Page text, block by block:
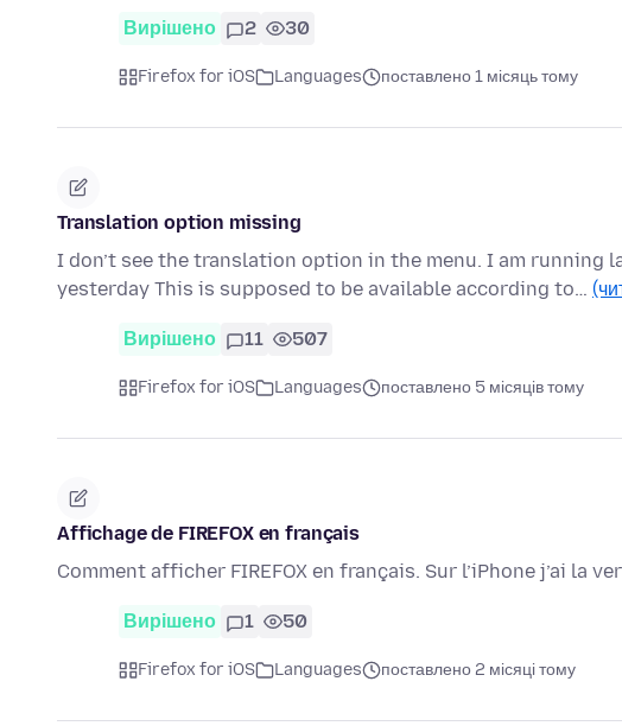
Вирішено 2 30
Firefox for iOS Languages поставлено 1 місяць тому
Translation option missing
I don’t see the translation option in the menu. I am running
yesterday This is supposed to be available according to…
Вирішено 11 507
Firefox for iOS Languages поставлено 5 місяців тому
Affichage de FIREFOX en français
Comment afficher FIREFOX en français. Sur l’iPhone j’ai la
Вирішено 1 50
Firefox for iOS Languages поставлено 2 місяці тому